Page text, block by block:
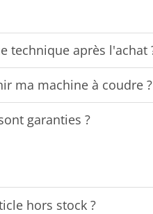
technique après l'achat
ma machine à coudre ?
garanties ?
hors stock ?